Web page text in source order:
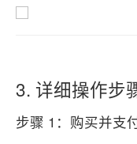
3. 详细操作步
步骤 1：购买并支